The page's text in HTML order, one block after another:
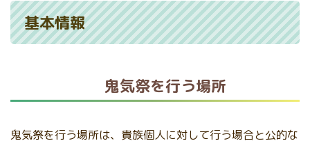
基本情報
鬼気祭を行う場所
鬼気祭を行う場所は、貴族個人に対して行う場合と公的な